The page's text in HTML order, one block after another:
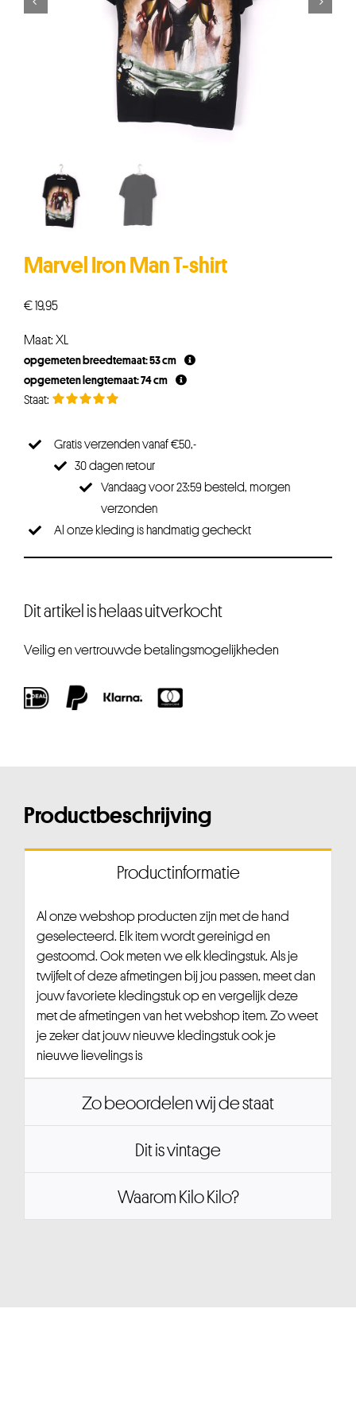
Marvel Iron Man T-shirt
€19,95
Maat: XL
opgemeten breedtemaat: 53 cm
opgemeten lengtemaat: 74 cm
Gratis verzenden vanaf €50,-
30 dagen retour
Vandaag voor 23:59 besteld, morgen
verzonden
Al onze kleding is handmatig gecheckt
Dit artikel is helaas uitverkocht
Veilig en vertrouwde betalingsmogelijkheden
Productbeschrijving
Productinformatie
Al onze webshop producten zijn met de hand
geselecteerd. Elk item wordt gereinigd en
gestoomd. Ook meten we elk kledingstuk. Als je
twijfelt of deze afmetingen bij jou passen, meet dan
jouw favoriete kledingstuk op en vergelijk deze
met de afmetingen van het webshop item. Zo weet
je zeker dat jouw nieuwe kledingstuk ook je
nieuwe lievelings is
Zo beoordelen wij de staat
Dit is vintage
Waarom Kilo Kilo?